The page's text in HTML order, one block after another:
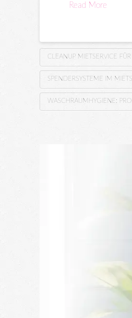
Read More
CLEANUP MIETSERVICE
SPENDERSYSTEME IM
WASCHRAUMHYGIENE: